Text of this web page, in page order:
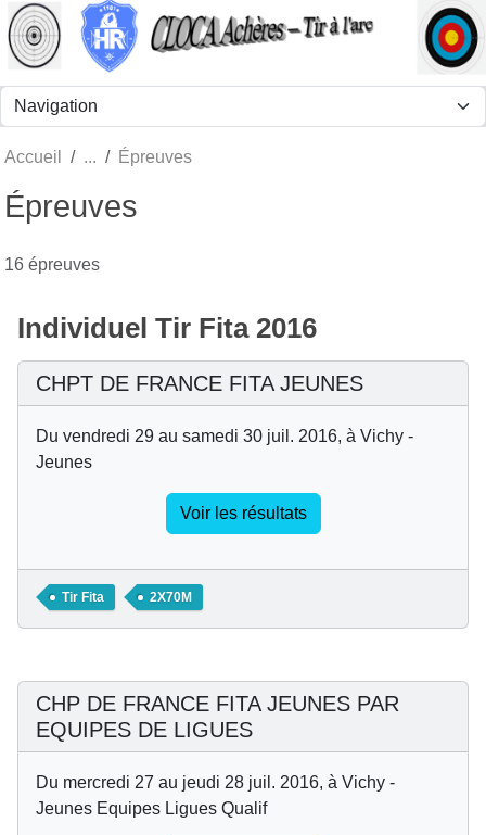
Accueil Épreuves
Épreuves
16 épreuves
Individuel Tir Fita 2016
CHPT DE FRANCE FITA JEUNES
Du vendredi 29 au samedi 30 juil. 2016, à Vichy -
Jeunes
Voir les résultats
Tir Fita 2X70M
CHP DE FRANCE FITA JEUNES PAR
EQUIPES DE LIGUES
Du mercredi 27 au jeudi 28 juil. 2016, à Vichy -
Jeunes Equipes Ligues Qualif
Panneau de gestion des cookies